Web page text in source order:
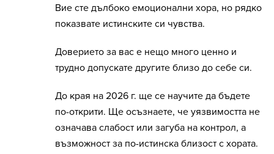
Вие сте дълбоко емоционални хора, но рядко
показвате истинските си чувства.
Доверието за вас е нещо много ценно и
трудно допускате другите близо до себе си.
До края на 2026 г. ще се научите да бъдете
по-открити. Ще осъзнаете, че уязвимостта не
означава слабост или загуба на контрол, а
възможност за по-истинска близост с хората.